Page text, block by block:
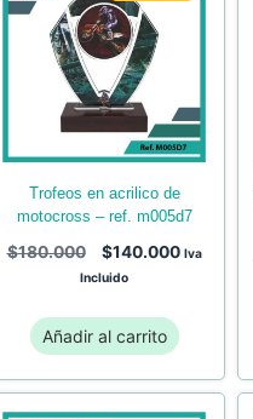
trofeos en acrilico de
motocross – ref. m005d7
$180.000 $140.000 Iva
Incluido
Añadir al carrito